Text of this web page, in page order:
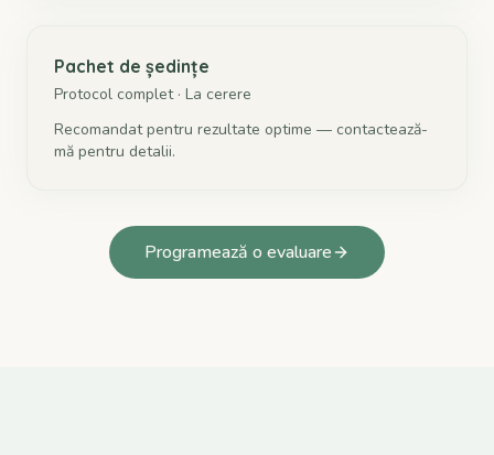
Pachet de ședințe
Protocol complet· La cerere
Recomandat pentru rezultate optime — contactează-
mă pentru detalii.
Programează o evaluare